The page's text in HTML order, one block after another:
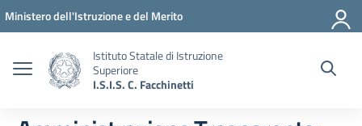
Vai ai contenuti
Vai al menu di navigazione
Vai al footer
Ministero dell'Istruzione e del Merito
Istituto Statale di Istruzione
Superiore
I.S.I.S. C. Facchinetti